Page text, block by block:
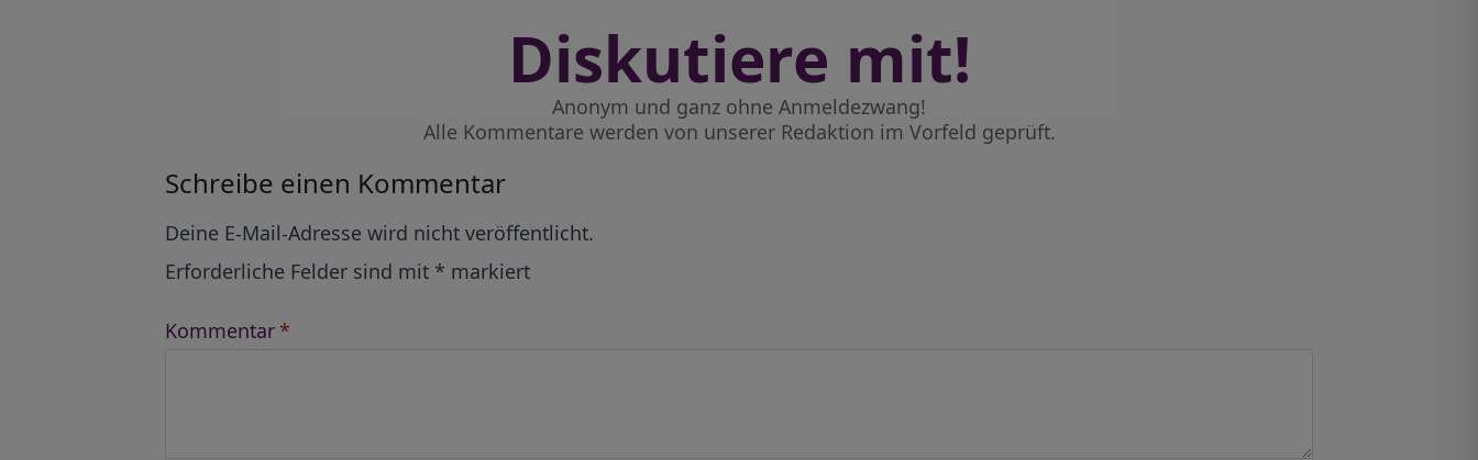
Diskutiere mit!
Anonym und ganz ohne Anmeldezwang!
Alle Kommentare werden von unserer Redaktion im Vorfeld geprüft.
Schreibe einen Kommentar
Deine E-Mail-Adresse wird nicht veröffentlicht.
Erforderliche Felder sind mit * markiert
Kommentar *